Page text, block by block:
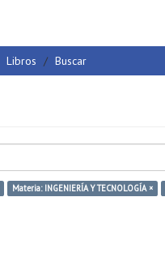
Libros Buscar
Materia: INGENIERÍA Y TECNOLOGÍA ×